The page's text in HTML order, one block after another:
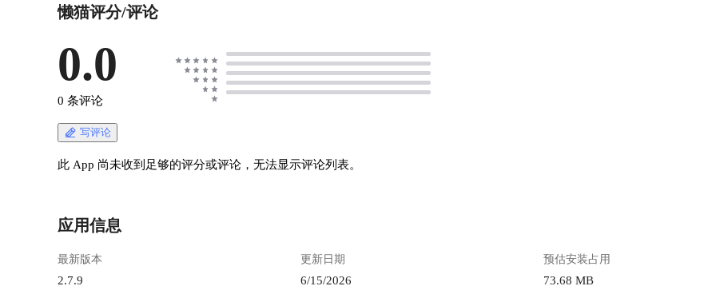
https://appstore.lazycat.cloud/#/shop/detail/cloud.laz
ycat.app.chatbox.web ## Antigravity Proxy 使用 打
开账号管理界面，添加已经认证了 Google AI Pro
的谷歌账号，将授权链接复制到浏览器中并进行
可添加。可以看到可以添加多个账号，主要你谷
歌账号多理论上就有无限量的模型可以使用。 !
[image.png](https://lzc-playground-
[image.png](https://lzc-playground-
chengdu.myqcloud.com/guidelines/1123/2dcf63ac-
7a37-49e4-bb8d-49e3333df79a.png "image.png") 如
懒猫评分/评论
0.0
0 条评论
写评论
此 App 尚未收到足够的评分或评论，无法显示评论列表。
应用信息
最新版本
2.7.9
更新日期
6/15/2026
预估安装占用
73.68 MB